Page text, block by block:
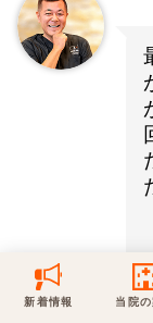
新着情報 当院
内
一般診
0120-
木・日・祝